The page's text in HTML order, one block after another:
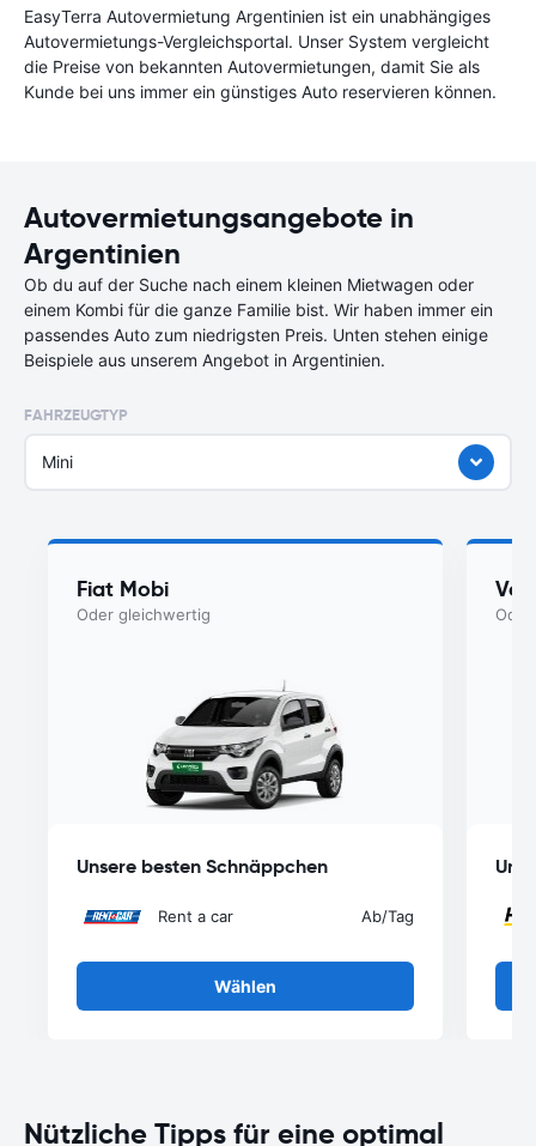
EasyTerra Autovermietung Argentinien ist ein unabhängiges
Autovermietungs-Vergleichsportal. Unser System vergleicht
die Preise von bekannten Autovermietungen, damit Sie als
Kunde bei uns immer ein günstiges Auto reservieren können.
Autovermietungsangebote in
Argentinien
Ob du auf der Suche nach einem kleinen Mietwagen oder
einem Kombi für die ganze Familie bist. Wir haben immer ein
passendes Auto zum niedrigsten Preis. Unten stehen einige
Beispiele aus unserem Angebot in Argentinien.
FAHRZEUGTYP
Mini
Fiat Mobi
Oder gleichwertig
Unsere besten Schnäppchen
Rent a car Ab/Tag
Wählen
Nützliche Tipps für eine optimal